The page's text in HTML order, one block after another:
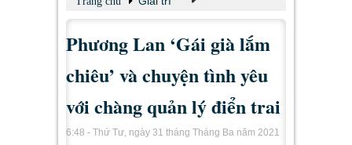
Xem - Nghe - Đọc
Phương Lan ‘Gái già lắm
chiêu’ và chuyện tình yêu
với chàng quản lý điển trai
6:48 - Thứ Tư, ngày 31 tháng Tháng Ba năm 2021